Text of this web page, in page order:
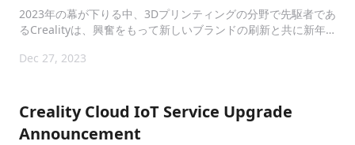
2023年の幕が下りる中、3Dプリンティングの分野で先駆者であ
るCrealityは、興奮をもって新しいブランドの刷新と共に新年
定義する五つの中核価値を中心に展開されます：「使いやす
Make It」です
Dec 27, 2023
Creality Cloud IoT Service Upgrade
Announcement